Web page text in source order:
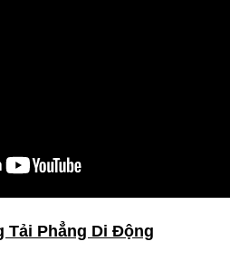
Tải Phẳng Di Động